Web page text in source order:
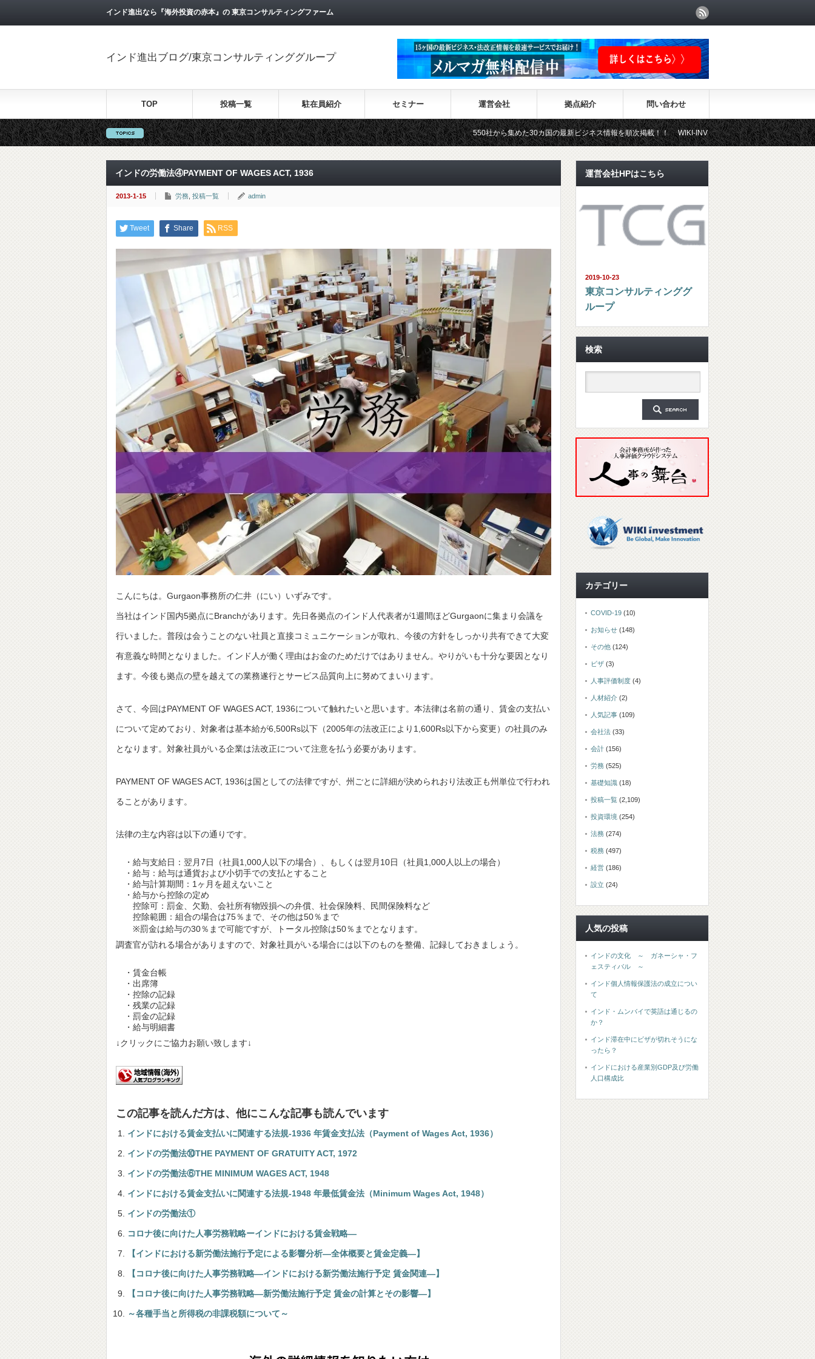
インド進出なら『海外投資の赤本』の 東京コンサルティングファーム
インド進出ブログ/東京コンサルティンググループ
TOP 投稿一覧 駐在員紹介 セミナー 運営会社 拠点紹介 問い合わせ
550社から集めた30カ国の最新ビジネス情報を順次掲載！！ WIKI-INVESTMENTはこちらから！
インドの労働法④PAYMENT OF WAGES ACT, 1936
2013-1-15 労務 投稿一覧 admin
Tweet Share RSS
こんにちは。Gurgaon事務所の仁井（にい）いずみです。
当社はインド国内5拠点にBranchがあります。先日各拠点のインド人代表者が1週間ほどGurgaonに集まり会議を
行いました。普段は会うことのない社員と直接コミュニケーションが取れ、今後の方針をしっかり共有できて大変
有意義な時間となりました。インド人が働く理由はお金のためだけではありません。やりがいも十分な要因となり
ます。今後も拠点の壁を越えての業務遂行とサービス品質向上に努めてまいります。
さて、今回はPAYMENT OF WAGES ACT, 1936について触れたいと思います。本法律は名前の通り、賃金の支払い
について定めており、対象者は基本給が6,500Rs以下（2005年の法改正により1,600Rs以下から変更）の社員のみ
となります。対象社員がいる企業は法改正について注意を払う必要があります。
PAYMENT OF WAGES ACT, 1936は国としての法律ですが、州ごとに詳細が決められおり法改正も州単位で行われ
ることがあります。
法律の主な内容は以下の通りです。
・給与支給日：翌月7日（社員1,000人以下の場合）、もしくは翌月10日（社員1,000人以上の場合）
・給与：給与は通貨および小切手での支払とすること
・給与計算期間：1ヶ月を超えないこと
・給与から控除の定め
控除可：罰金、欠勤、会社所有物毀損への弁償、社会保険料、民間保険料など
控除範囲：組合の場合は75％まで、その他は50％まで
※罰金は給与の30％まで可能ですが、トータル控除は50％までとなります。
調査官が訪れる場合がありますので、対象社員がいる場合には以下のものを整備、記録しておきましょう。
・賃金台帳
・出席簿
・控除の記録
・残業の記録
・罰金の記録
・給与明細書
↓クリックにご協力お願い致します↓
この記事を読んだ方は、他にこんな記事も読んでいます
インドにおける賃金支払いに関連する法規-1936 年賃金支払法（Payment of Wages Act, 1936）
インドの労働法⑩THE PAYMENT OF GRATUITY ACT, 1972
インドの労働法⑥THE MINIMUM WAGES ACT, 1948
インドにおける賃金支払いに関連する法規-1948 年最低賃金法（Minimum Wages Act, 1948）
インドの労働法①
コロナ後に向けた人事労務戦略ーインドにおける賃金戦略―
【インドにおける新労働法施行予定による影響分析―全体概要と賃金定義―】
【コロナ後に向けた人事労務戦略―インドにおける新労働法施行予定 賃金関連―】
【コロナ後に向けた人事労務戦略―新労働法施行予定 賃金の計算とその影響―】
～各種手当と所得税の非課税額について～
運営会社HPはこちら
2019-10-23
東京コンサルティンググ
ループ
検索
カテゴリー
COVID-19 (10)
お知らせ (148)
その他 (124)
ビザ (3)
人事評価制度 (4)
人材紹介 (2)
人気記事 (109)
会社法 (33)
会計 (156)
労務 (525)
基礎知識 (18)
投稿一覧 (2,109)
投資環境 (254)
法務 (274)
税務 (497)
経営 (186)
設立 (24)
人気の投稿
インドの文化 ～ ガネーシャ・フ
ェスティバル ～
インド個人情報保護法の成立につい
て
インド・ムンバイで英語は通じるの
か？
インド滞在中にビザが切れそうにな
ったら？
インドにおける産業別GDP及び労働
人口構成比